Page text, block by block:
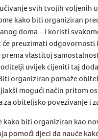
svih tvojih voljenih
kako biti organiziran
doma – i koristi
će preuzimati
vlastitoj
uvijek cijeniti taj
organiziran pomaže
mogući način pritom
obiteljsko povezivanje i
kako biti organiziran kao
pomoći djeci da nauče